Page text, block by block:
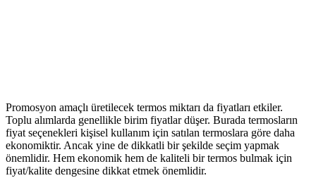
Promosyon amaçlı üretilecek termos miktarı da fiyatları etkiler.
Toplu alımlarda genellikle birim fiyatlar düşer. Burada termosların
fiyat seçenekleri kişisel kullanım için satılan termoslara göre daha
ekonomiktir. Ancak yine de dikkatli bir şekilde seçim yapmak
önemlidir. Hem ekonomik hem de kaliteli bir termos bulmak için
fiyat/kalite dengesine dikkat etmek önemlidir.